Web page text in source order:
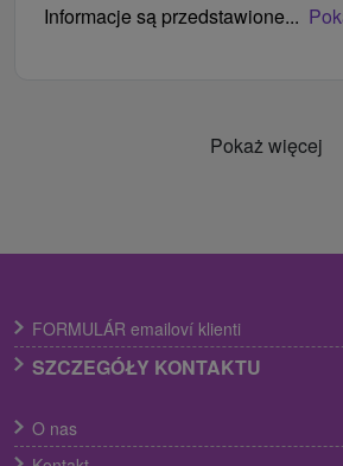
Informacje są przedstawione...
Pokaż więcej
FORMULÁR emailoví klienti
SZCZEGÓŁY KONTAKTU
O nas